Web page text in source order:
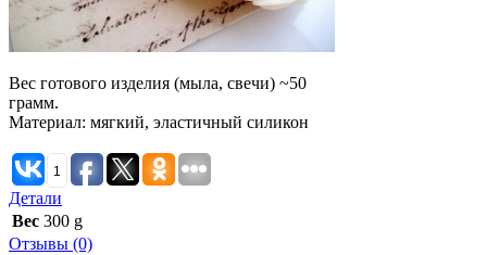
Вес готового изделия (мыла, свечи) ~50
грамм.
Материал: мягкий, эластичный силикон
1
Детали
Вес 300 g
Отзывы (0)